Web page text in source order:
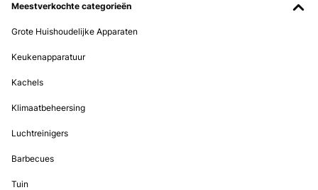
Meestverkochte categorieën
Grote Huishoudelijke Apparaten
Keukenapparatuur
Kachels
Klimaatbeheersing
Luchtreinigers
Barbecues
Tuin